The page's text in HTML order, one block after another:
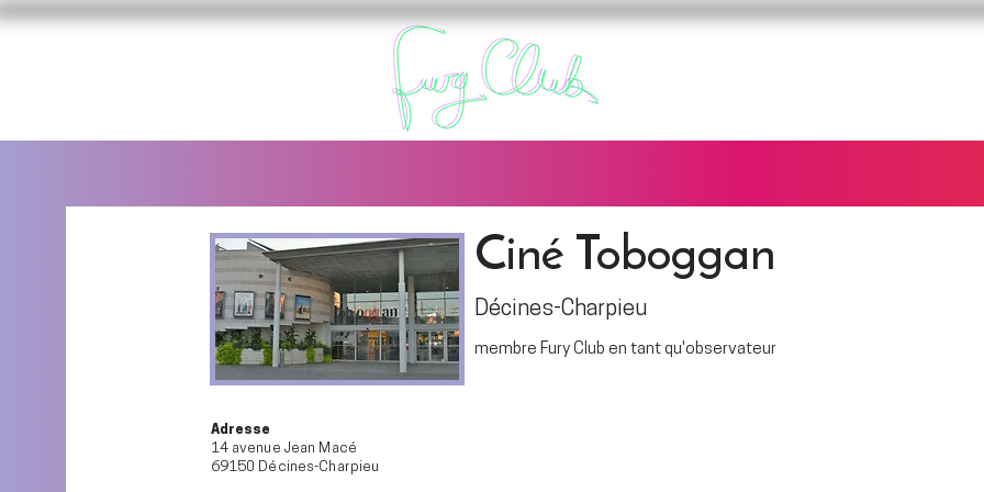
Ciné Toboggan
Décines-Charpieu
membre Fury Club en tant qu'observateur
Adresse
14 avenue Jean Macé
69150 Décines-Charpieu